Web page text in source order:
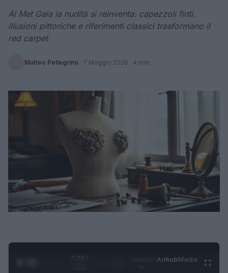
Al Met Gala la nudità si reinventa: capezzoli finti,
illusioni pittoriche e riferimenti classici trasformano il
red carpet
Matteo Pellegrino · 7 Maggio 2026 · 4 min
0:29 /
AdhubMedia